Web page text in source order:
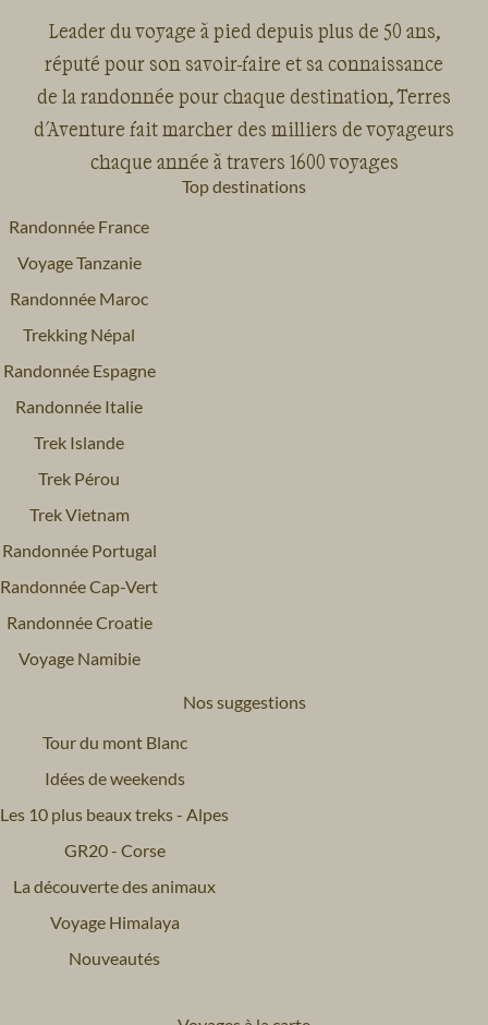
Leader du voyage à pied depuis plus de 50 ans,
réputé pour son savoir-faire et sa connaissance
de la randonnée pour chaque destination, Terres
d'Aventure fait marcher des milliers de voyageurs
chaque année à travers 1600 voyages
Top destinations
Randonnée France
Voyage Tanzanie
Randonnée Maroc
Trekking Népal
Randonnée Espagne
Randonnée Italie
Trek Islande
Trek Pérou
Trek Vietnam
Randonnée Portugal
Randonnée Cap-Vert
Randonnée Croatie
Voyage Namibie
Nos suggestions
Tour du mont Blanc
Idées de weekends
Les 10 plus beaux treks - Alpes
GR20 - Corse
La découverte des animaux
Voyage Himalaya
Nouveautés